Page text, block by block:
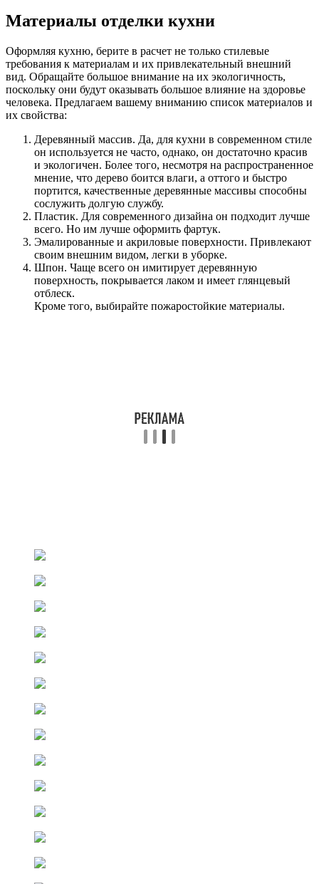
Материалы отделки кухни
Оформляя кухню, берите в расчет не только стилевые
требования к материалам и их привлекательный внешний
вид. Обращайте большое внимание на их экологичность,
поскольку они будут оказывать большое влияние на здоровье
человека. Предлагаем вашему вниманию список материалов и
их свойства:
Деревянный массив. Да, для кухни в современном стиле
он используется не часто, однако, он достаточно красив
и экологичен. Более того, несмотря на распространенное
мнение, что дерево боится влаги, а оттого и быстро
портится, качественные деревянные массивы способны
сослужить долгую службу.
Пластик. Для современного дизайна он подходит лучше
всего. Но им лучше оформить фартук.
Эмалированные и акриловые поверхности. Привлекают
своим внешним видом, легки в уборке.
Шпон. Чаще всего он имитирует деревянную
поверхность, покрывается лаком и имеет глянцевый
отблеск.
Кроме того, выбирайте пожаростойкие материалы.